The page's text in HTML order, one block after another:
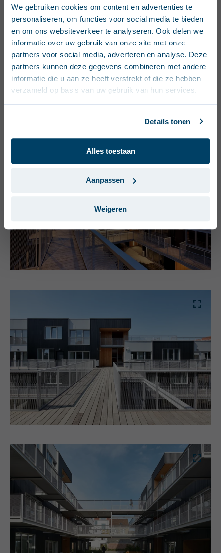
We gebruiken cookies om content en advertenties te
personaliseren, om functies voor social media te bieden
en om ons websiteverkeer te analyseren. Ook delen we
informatie over uw gebruik van onze site met onze
partners voor social media, adverteren en analyse. Deze
partners kunnen deze gegevens combineren met andere
informatie die u aan ze heeft verstrekt of die ze hebben
verzameld op basis van uw gebruik van hun services.
Details tonen
Alles toestaan
Aanpassen
Weigeren
English (United Kingdom)
Nederlands (België)
Français (Belgique)
Nederlands (Nederland)
Deutsch (Deutschland)
Svenska (Sverige)
Português (Portugal)